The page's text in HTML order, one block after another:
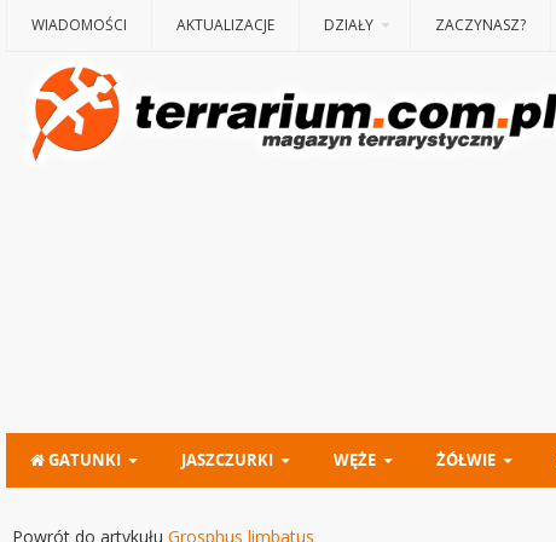
WIADOMOŚCI AKTUALIZACJE DZIAŁY ZACZYNASZ?
GATUNKI JASZCZURKI WĘŻE ŻÓŁWIE
Powrót do artykułu Grosphus limbatus